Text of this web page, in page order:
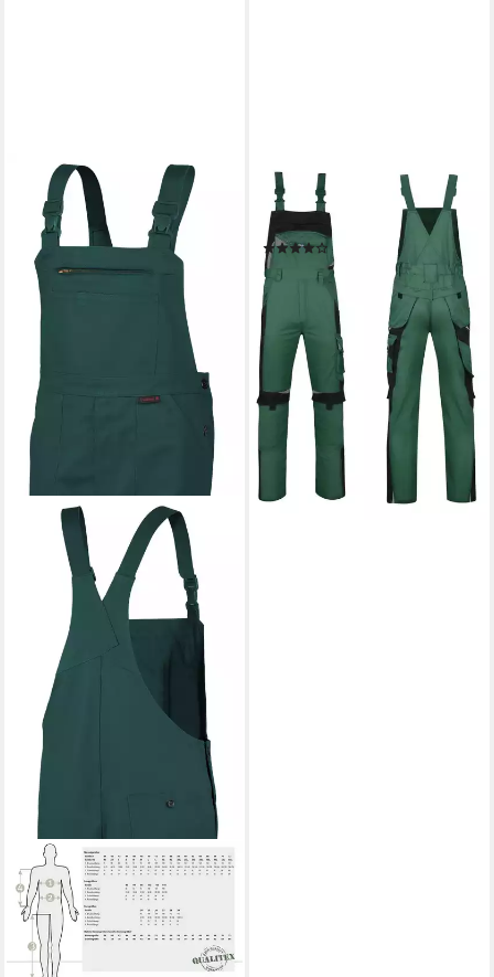
QUALITEX WORKWEAR
Arbeitslatzhose classical
Latzhose - pflegeleichter
Blaumann aus reiner
Baumwolle (1-tlg) BW 270 g -
PKA
Arbeitslatzhose Herren
Latzhose Bestwork
(4)
ab 34,95 € 74,61 €
-53%
lieferbar - in 4-5 Werktagen bei dir